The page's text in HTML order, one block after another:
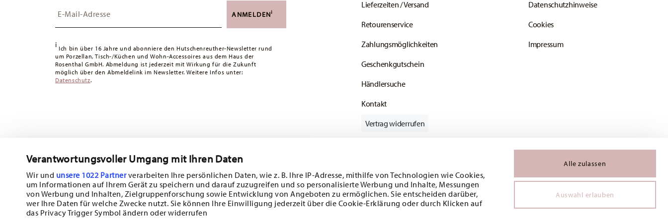
Verantwortungsvoller Umgang mit Ihren Daten
Wir und unsere 1022 Partnerverarbeiten Ihre persönlichen Daten, wie z. B. Ihre IP-Adresse, mithilfe von Technologien wie Cookies,
um Informationen auf Ihrem Gerät zu speichern und darauf zuzugreifen und so personalisierte Werbung und Inhalte, Messungen
von Werbung und Inhalten, Zielgruppenforschung sowie Entwicklung von Angeboten zu ermöglichen. Sie entscheiden darüber,
wer Ihre Daten für welche Zwecke nutzt. Sie können Ihre Einwilligung jederzeit über die Cookie-Erklärung oder durch Klicken auf
das Privacy Trigger Symbol ändern oder widerrufen
Alle zulassen
Auswahl erlauben
Schweiz:Lieferungen in die Schweiz sind ab 49,90 CHF versandkostenfrei. Unter einem Bestellwert von
Lieferzeit innerhalb Deutschlands:3-5 Werktage für vorrätige Artikel. Sie können die Lieferzeiten in
andere Länderhier einsehen.
Retouren:Für Retouren nutzen Sie bitte unserenRetourenservice
ANMELDENi
i Ich bin über 16 Jahre und abonniere den Hutschenreuther-Newsletter rund
um Porzellan, Tisch-/Küchen und Wohn-Accessoires aus dem Haus der
Rosenthal GmbH. Abmeldung ist jederzeit mit Wirkung für die Zukunft
möglich über den Abmeldelink im Newsletter. Weitere Infos unter:
Datenschutz.
Lieferzeiten / Versand
Retourenservice
Zahlungsmöglichkeiten
Geschenkgutschein
Händlersuche
Kontakt
Datenschutzhinweise
Cookies
Impressum
Vertrag widerrufen
Folgen Sie uns auf
Abonnieren Sie unseren Newsletter und erhalten Sie einen Rabatt im Wert von
10%!
Halten Sie sich über Neuigkeiten, Trends und
Sonderangebote auf dem Laufenden.